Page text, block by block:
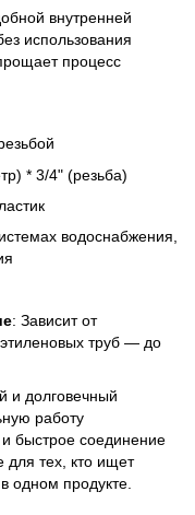
внутренней
использования
процесс
* 3/4" (резьба)
водоснабжения,
: Зависит от
труб — до
и долговечный
работу
быстрое соединение
для тех, кто ищет
одном продукте.